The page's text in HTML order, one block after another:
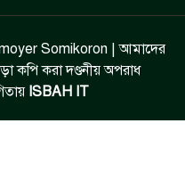
Somikoron | আমাদের
কপি করা দণ্ডনীয় অপরাধ
ISBAH IT